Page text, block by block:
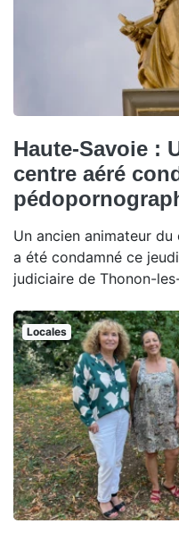
Haute-Savoie :
centre aéré
Un ancien animateur
a été condamné ce
judiciaire de Thonon-
Locales